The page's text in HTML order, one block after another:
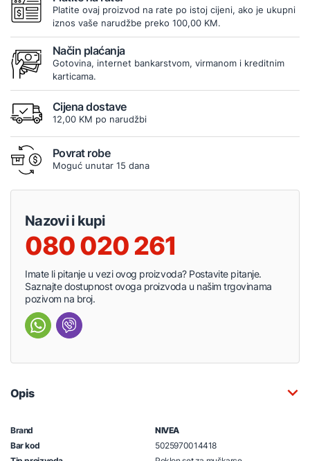
Platite ovaj proizvod na rate po istoj cijeni, ako je ukupni
iznos vaše narudžbe preko 100,00 KM.
Način plaćanja
Gotovina, internet bankarstvom, virmanom i kreditnim
karticama.
Cijena dostave
12,00 KM po narudžbi
Povrat robe
Moguć unutar 15 dana
Nazovi i kupi
080 020 261
Imate li pitanje u vezi ovog proizvoda? Postavite pitanje.
Saznajte dostupnost ovoga proizvoda u našim trgovinama
pozivom na broj.
Opis
Brand
NIVEA
Bar kod
5025970014418